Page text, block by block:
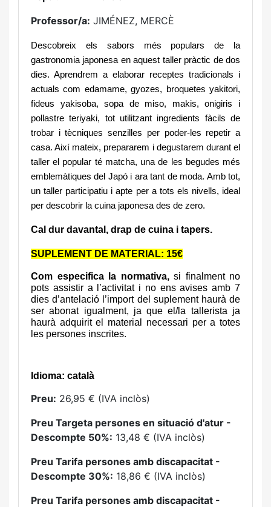
Professor/a: JIMÉNEZ, MERCÈ
Descobreix els sabors més populars de la
gastronomia japonesa en aquest taller pràctic de dos
dies. Aprendrem a elaborar receptes tradicionals i
actuals com edamame, gyozes, broquetes yakitori,
fideus yakisoba, sopa de miso, makis, onigiris i
pollastre teriyaki, tot utilitzant ingredients fàcils de
trobar i tècniques senzilles per poder-les repetir a
casa. Així mateix, prepararem i degustarem durant el
taller el popular té matcha, una de les begudes més
emblemàtiques del Japó i ara tant de moda. Amb tot,
un taller participatiu i apte per a tots els nivells, ideal
per descobrir la cuina japonesa des de zero.
Cal dur davantal, drap de cuina i tapers.
SUPLEMENT DE MATERIAL: 15€
Com especifica la normativa,si finalment no
pots assistir a l’activitat i no ens avises amb 7
dies d’antelació l’import del suplement haurà de
ser abonat igualment, ja que el/la tallerista ja
haurà adquirit el material necessari per a totes
les persones inscrites.
Idioma: català
Preu: 26,95 € (IVA inclòs)
Preu Targeta persones en situació d'atur -
Descompte 50%: 13,48 € (IVA inclòs)
Preu Tarifa persones amb discapacitat -
Descompte 30%: 18,86 € (IVA inclòs)
Preu Tarifa persones amb discapacitat -